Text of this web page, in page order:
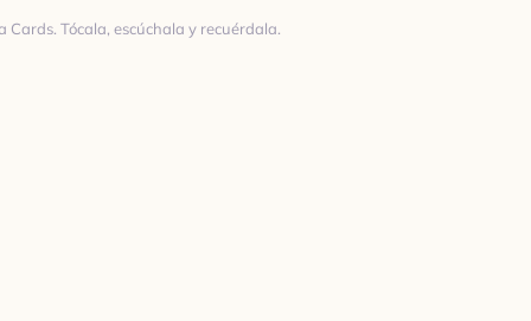
Tócala, escúchala y recuérdala.